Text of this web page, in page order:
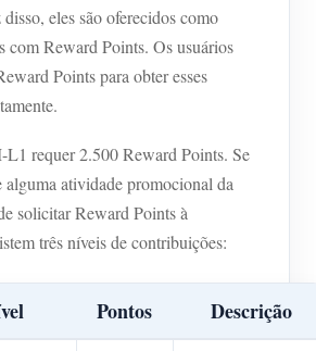
eles são oferecidos como
com Reward Points. Os usuários
Points para obter esses
requer 2.500 Reward Points. Se
atividade promocional da
solicitar Reward Points à
três níveis de contribuições:
Pontos Descrição